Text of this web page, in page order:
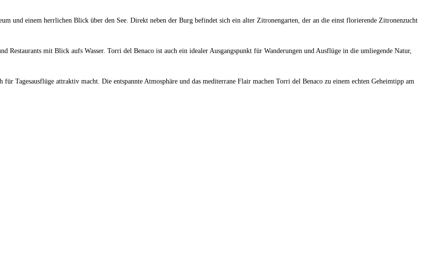
und einem herrlichen Blick über den See. Direkt neben der Burg befindet sich ein alter Zitronengarten, der an die einst florierende Zitronenzucht
Restaurants mit Blick aufs Wasser. Torri del Benaco ist auch ein idealer Ausgangspunkt für Wanderungen und Ausflüge in die umliegende Natur,
Tagesausflüge attraktiv macht. Die entspannte Atmosphäre und das mediterrane Flair machen Torri del Benaco zu einem echten Geheimtipp am